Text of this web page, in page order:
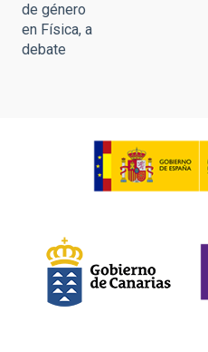
de género
en Física, a
debate